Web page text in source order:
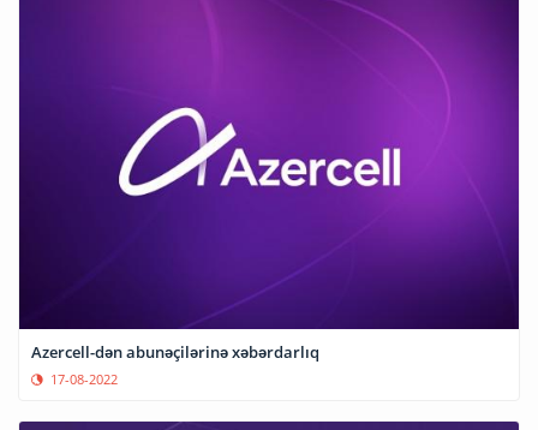
Azercell-dən abunəçilərinə xəbərdarlıq
17-08-2022